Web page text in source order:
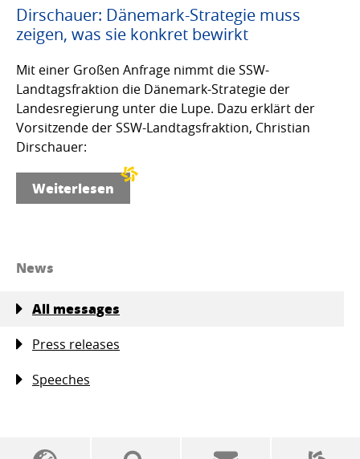
Dirschauer: Dänemark-Strategie muss
zeigen, was sie konkret bewirkt
Mit einer Großen Anfrage nimmt die SSW-
Landtagsfraktion die Dänemark-Strategie der
Landesregierung unter die Lupe. Dazu erklärt der
Vorsitzende der SSW-Landtagsfraktion, Christian
Dirschauer:
Weiterlesen
News
All messages
Press releases
Speeches